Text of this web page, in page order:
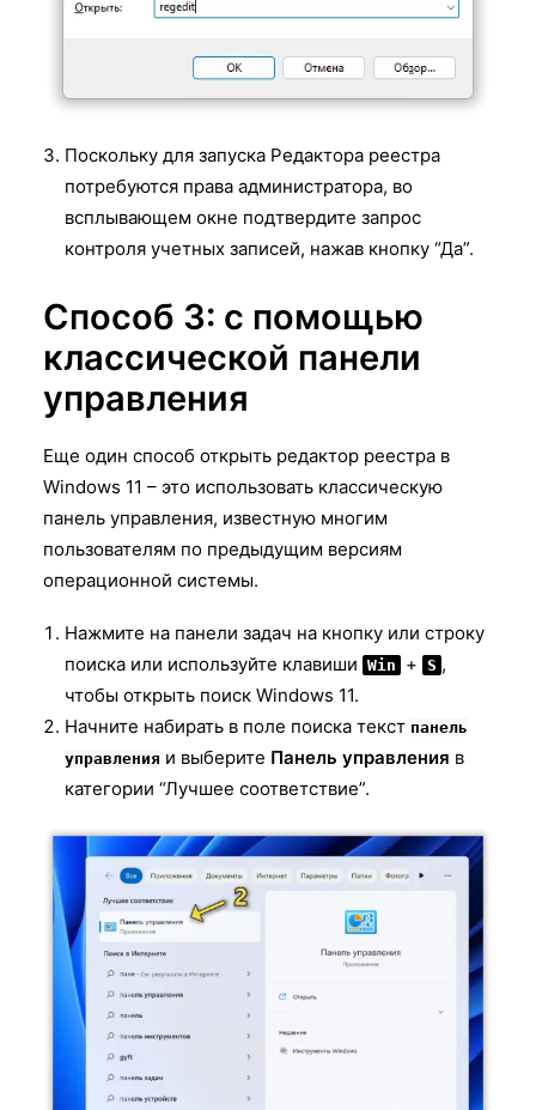
Поскольку для запуска Редактора реестра
потребуются права администратора, во
всплывающем окне подтвердите запрос
контроля учетных записей, нажав кнопку “Да”.
Способ 3: с помощью
классической панели
управления
Еще один способ открыть редактор реестра в
Windows 11 – это использовать классическую
панель управления, известную многим
пользователям по предыдущим версиям
операционной системы.
Нажмите на панели задач на кнопку или строку
поиска или используйте клавиши Win + S ,
чтобы открыть поиск Windows 11.
Начните набирать в поле поиска текст панель
управления и выберите Панель управления в
категории “Лучшее соответствие”.